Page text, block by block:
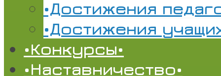
•Достижения
•Достижения
•Конкурсы•
•Наставничество•